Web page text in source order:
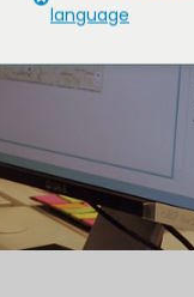
language